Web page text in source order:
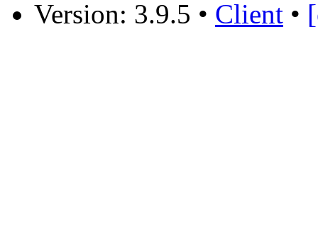
Version: 3.9.5 • Client •